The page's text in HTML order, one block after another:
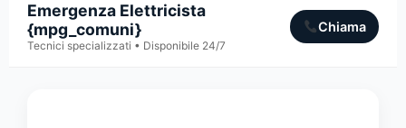
Emergenza Elettricista
{mpg_comuni}
Tecnici specializzati • Disponibile 24/7
Chiama